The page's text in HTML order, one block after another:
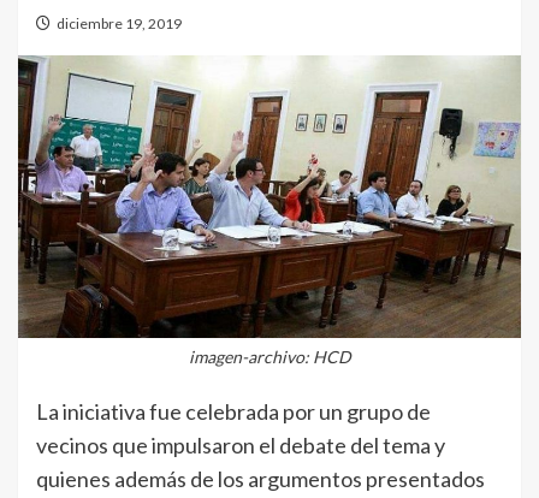
diciembre 19, 2019
imagen-archivo: HCD
La iniciativa fue celebrada por un grupo de
vecinos que impulsaron el debate del tema y
quienes además de los argumentos presentados